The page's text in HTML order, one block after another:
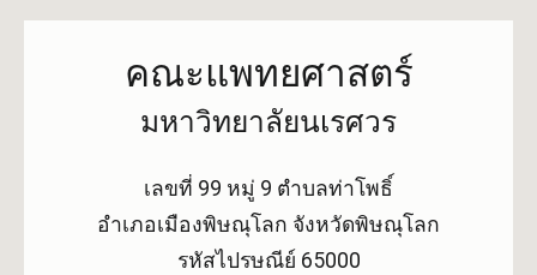
คณะแพทยศาสตร์
มหาวิทยาลัยนเรศวร
เลขที่ 99 หมู่ 9 ตำบลท่าโพธิ์
อำเภอเมืองพิษณุโลก จังหวัดพิษณุโลก
รหัสไปรษณีย์ 65000